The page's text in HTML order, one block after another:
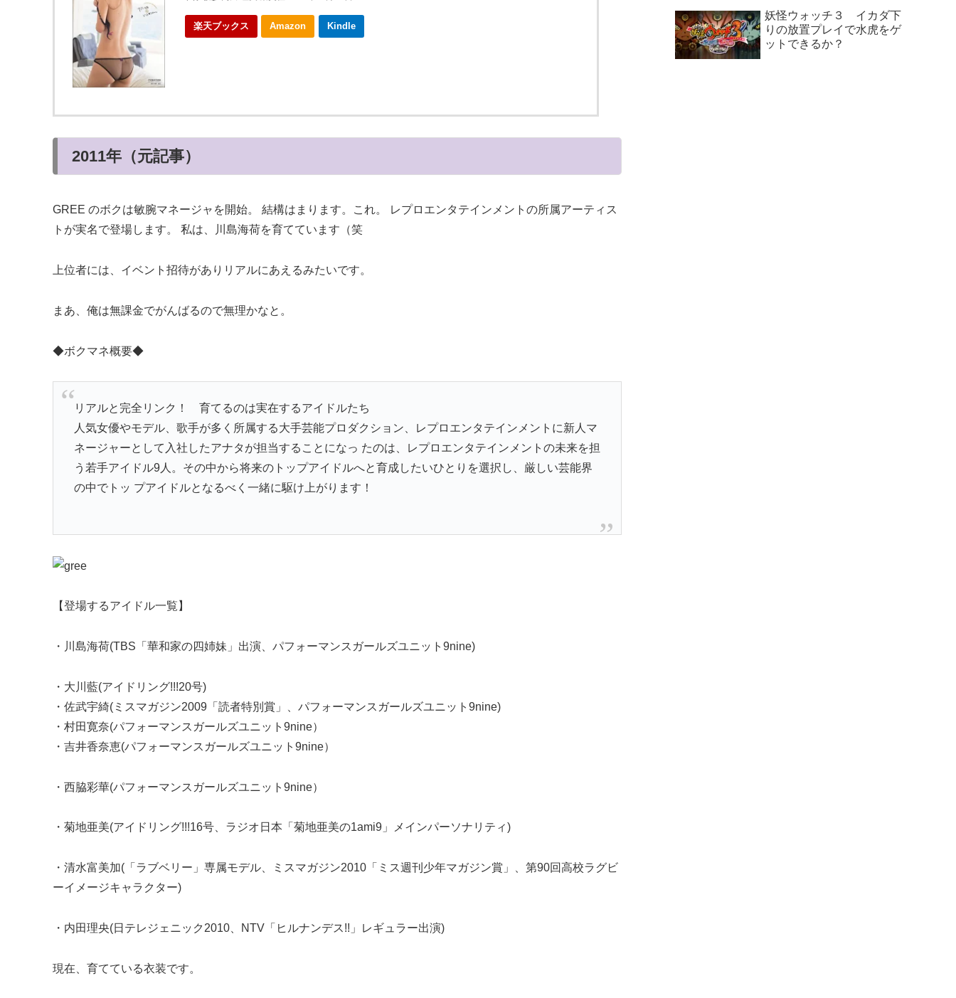
楽天ブックス Amazon Kindle
2011年（元記事）
GREE のボクは敏腕マネージャを開始。 結構はまります。これ。 レプロエンタテインメントの所属アーティス
トが実名で登場します。 私は、川島海荷を育てています（笑
上位者には、イベント招待がありリアルにあえるみたいです。
まあ、俺は無課金でがんばるので無理かなと。
◆ボクマネ概要◆
リアルと完全リンク！ 育てるのは実在するアイドルたち
人気女優やモデル、歌手が多く所属する大手芸能プロダクション、レプロエンタテインメントに新人マ
ネージャーとして入社したアナタが担当することになっ たのは、レプロエンタテインメントの未来を担
う若手アイドル9人。その中から将来のトップアイドルへと育成したいひとりを選択し、厳しい芸能界
の中でトッ プアイドルとなるべく一緒に駆け上がります！
【登場するアイドル一覧】
・川島海荷(TBS「華和家の四姉妹」出演、パフォーマンスガールズユニット9nine)
・大川藍(アイドリング!!!20号)
・佐武宇綺(ミスマガジン2009「読者特別賞」、パフォーマンスガールズユニット9nine)
・村田寛奈(パフォーマンスガールズユニット9nine）
・吉井香奈恵(パフォーマンスガールズユニット9nine）
・西脇彩華(パフォーマンスガールズユニット9nine）
・菊地亜美(アイドリング!!!16号、ラジオ日本「菊地亜美の1ami9」メインパーソナリティ)
・清水富美加(「ラブベリー」専属モデル、ミスマガジン2010「ミス週刊少年マガジン賞」、第90回高校ラグビ
ーイメージキャラクター)
・内田理央(日テレジェニック2010、NTV「ヒルナンデス!!」レギュラー出演)
現在、育てている衣装です。
妖怪ウォッチ３ イカダ下
りの放置プレイで水虎をゲ
ットできるか？